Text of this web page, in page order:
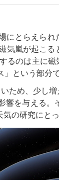
にとらえら
気嵐が起こ
るのは主に
」という部分
ため、少し
響を与える。
の研究にとっ